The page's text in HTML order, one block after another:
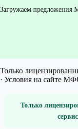
Загружаем
Только
· Условия на сайте
Только